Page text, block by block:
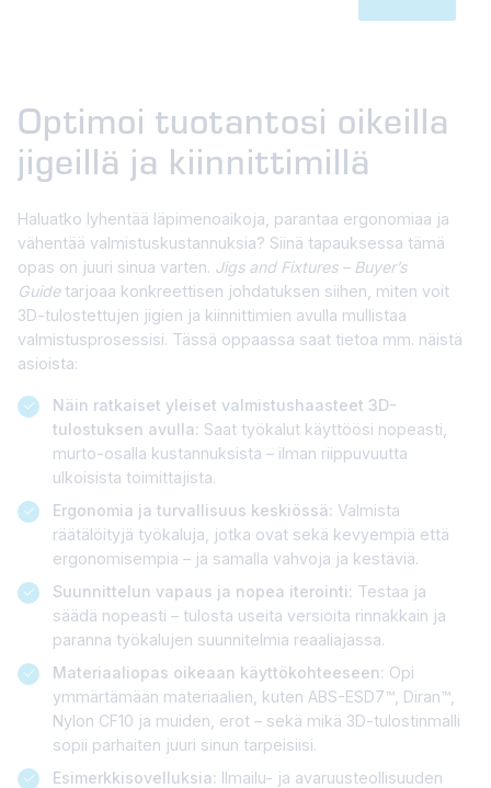
Optimoi tuotantosi oikeilla
jigeillä ja kiinnittimillä
Haluatko lyhentää läpimenoaikoja, parantaa ergonomiaa ja
vähentää valmistuskustannuksia? Siinä tapauksessa tämä
opas on juuri sinua varten. Jigs and Fixtures – Buyer’s
Guidetarjoaa konkreettisen johdatuksen siihen, miten voit
3D-tulostettujen jigien ja kiinnittimien avulla mullistaa
valmistusprosessisi. Tässä oppaassa saat tietoa mm. näistä
asioista:
Näin ratkaiset yleiset valmistushaasteet 3D-
tulostuksen avulla: Saat työkalut käyttöösi nopeasti,
murto-osalla kustannuksista – ilman riippuvuutta
ulkoisista toimittajista.
Ergonomia ja turvallisuus keskiössä: Valmista
räätälöityjä työkaluja, jotka ovat sekä kevyempiä että
ergonomisempia – ja samalla vahvoja ja kestäviä.
Suunnittelun vapaus ja nopea iterointi: Testaa ja
säädä nopeasti – tulosta useita versioita rinnakkain ja
paranna työkalujen suunnitelmia reaaliajassa.
Materiaaliopas oikeaan käyttökohteeseen: Opi
ymmärtämään materiaalien, kuten ABS-ESD7™, Diran™,
Nylon CF10 ja muiden, erot – sekä mikä 3D-tulostinmalli
sopii parhaiten juuri sinun tarpeisiisi.
Esimerkkisovelluksia: Ilmailu- ja avaruusteollisuuden